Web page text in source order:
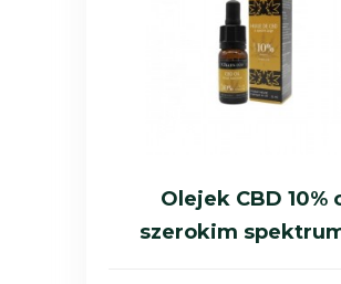
Olejek CBD 10%
szerokim